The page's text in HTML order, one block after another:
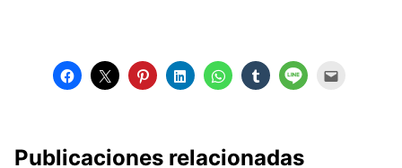
Publicaciones relacionadas